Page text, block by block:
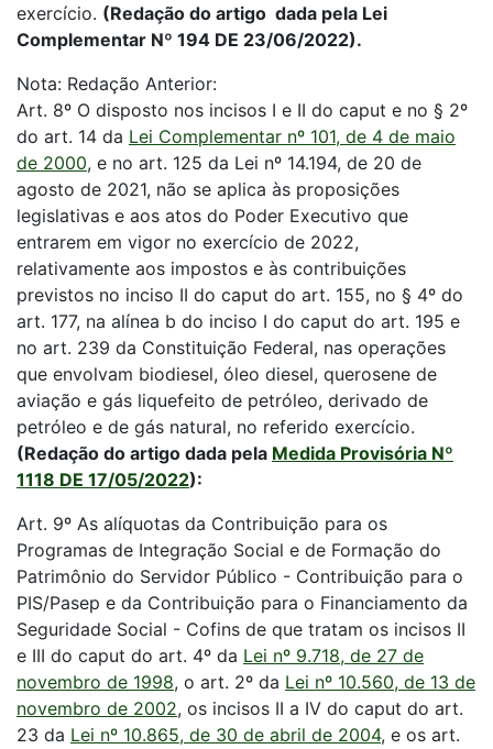
exercício. (Redação do artigo dada pela Lei
Complementar Nº 194 DE 23/06/2022).
Nota: Redação Anterior:
Art. 8º O disposto nos incisos I e II do caput e no § 2º
do art. 14 da Lei Complementar nº 101, de 4 de maio
de 2000, e no art. 125 da Lei nº 14.194, de 20 de
agosto de 2021, não se aplica às proposições
legislativas e aos atos do Poder Executivo que
entrarem em vigor no exercício de 2022,
relativamente aos impostos e às contribuições
previstos no inciso II do caput do art. 155, no § 4º do
art. 177, na alínea b do inciso I do caput do art. 195 e
no art. 239 da Constituição Federal, nas operações
que envolvam biodiesel, óleo diesel, querosene de
aviação e gás liquefeito de petróleo, derivado de
petróleo e de gás natural, no referido exercício.
(Redação do artigo dada pela Medida Provisória Nº
1118 DE 17/05/2022):
Art. 9º As alíquotas da Contribuição para os
Programas de Integração Social e de Formação do
Patrimônio do Servidor Público - Contribuição para o
PIS/Pasep e da Contribuição para o Financiamento da
Seguridade Social - Cofins de que tratam os incisos II
e III do caput do art. 4º da Lei nº 9.718, de 27 de
novembro de 1998, o art. 2º da Lei nº 10.560, de 13 de
novembro de 2002, os incisos II a IV do caput do art.
23 da Lei nº 10.865, de 30 de abril de 2004, e os art.